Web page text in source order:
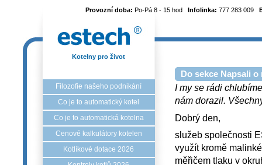
Provozní doba: Po-Pá 8 - 15 hod Infolinka: 777 283 009
Kotelny pro život
Filozofie našeho podnikání
Co je to automatický kotel
Co je to automatická kotelna
Cenové kalkulátory kotelen
Kotlíkové dotace 2026
Do sekce Napsali
I my se rádi
nám dorazil.
Dobrý den,
služeb společnosti
využít kromě
měřičem tlaku v